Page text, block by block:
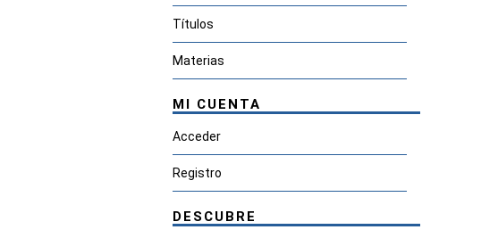
Títulos
Materias
MI CUENTA
Acceder
Registro
DESCUBRE